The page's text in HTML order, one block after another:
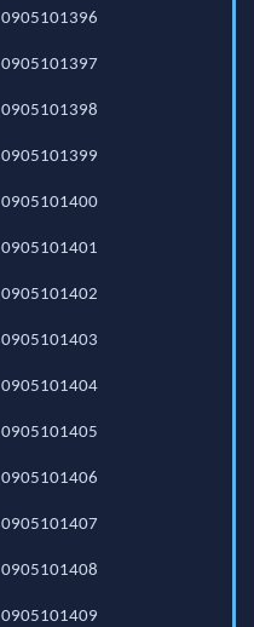
0905101396
0905101397
0905101398
0905101399
0905101400
0905101401
0905101402
0905101403
0905101404
0905101405
0905101406
0905101407
0905101408
0905101409